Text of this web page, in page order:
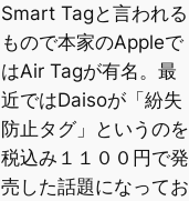
Smart Tagと言われる
もので本家のAppleで
はAir Tagが有名。最
近ではDaisoが「紛失
防止タグ」というのを
税込み１１００円で発
売した話題になってお